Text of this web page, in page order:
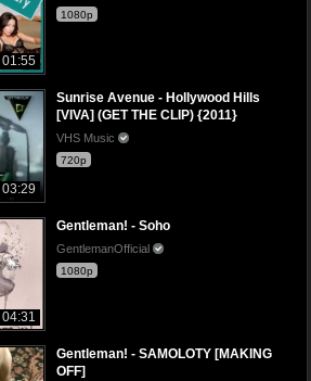
01:55
1080p
03:29
Sunrise Avenue - Hollywood Hills
[VIVA] (GET THE CLIP) {2011}
VHS Music
720p
04:31
Gentleman! - Soho
GentlemanOfficial
1080p
Gentleman! - SAMOLOTY [MAKING
OFF]